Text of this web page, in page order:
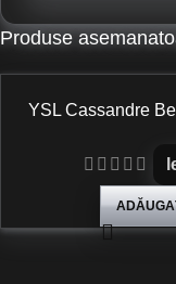
Produse
YSL Cassandre